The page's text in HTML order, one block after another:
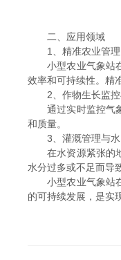
二、应用领域
1、精准农业管理
小型农业气象站在
效率和可持续性。精
2、作物生长监控
通过实时监控气象
和质量。
3、灌溉管理与水
在水资源紧张的地
水分过多或不足而导
小型农业气象站在
的可持续发展，是实